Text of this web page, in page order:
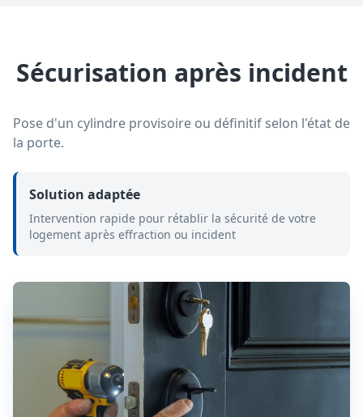
Sécurisation après incident
Pose d'un cylindre provisoire ou définitif selon l'état de
la porte.
Solution adaptée
Intervention rapide pour rétablir la sécurité de votre
logement après effraction ou incident